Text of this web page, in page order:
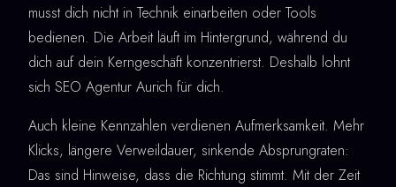
musst dich nicht in Technik einarbeiten oder Tools
bedienen. Die Arbeit läuft im Hintergrund, während du
dich auf dein Kerngeschäft konzentrierst. Deshalb lohnt
sich SEO Agentur Aurich für dich.
Auch kleine Kennzahlen verdienen Aufmerksamkeit. Mehr
Klicks, längere Verweildauer, sinkende Absprungraten:
Das sind Hinweise, dass die Richtung stimmt. Mit der Zeit